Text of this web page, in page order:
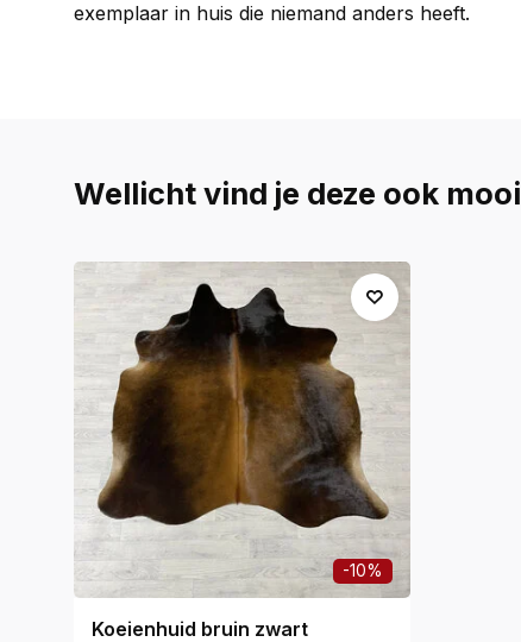
exemplaar in huis die niemand anders heeft.
Wellicht vind je deze ook mooi
-10%
Koeienhuid bruin zwart